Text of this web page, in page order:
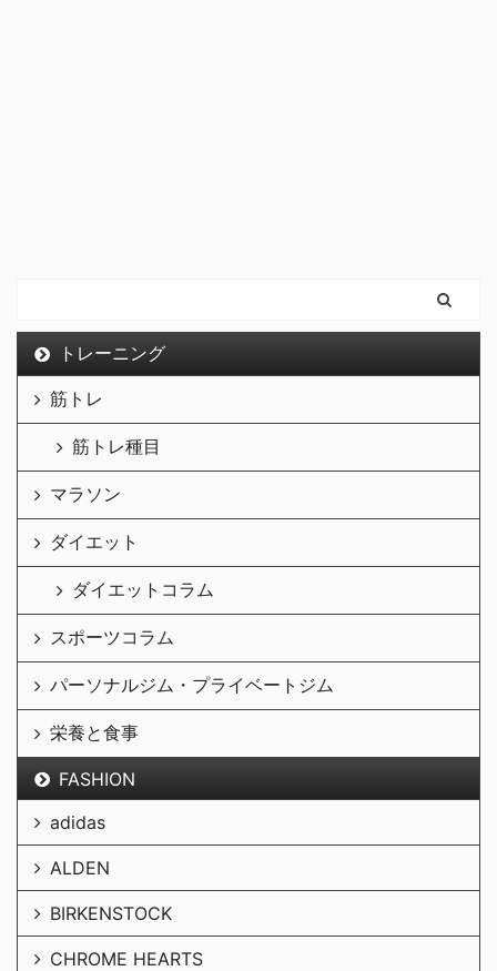
トレーニング
筋トレ
筋トレ種目
マラソン
ダイエット
ダイエットコラム
スポーツコラム
パーソナルジム・プライベートジム
栄養と食事
FASHION
adidas
ALDEN
BIRKENSTOCK
CHROME HEARTS